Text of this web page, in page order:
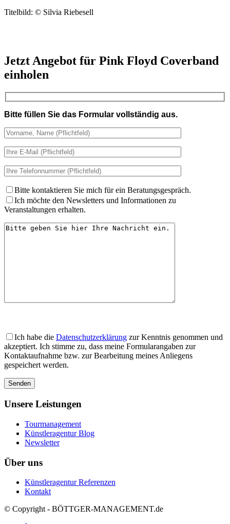
Titelbild: © Silvia Riebesell
Jetzt Angebot für Pink Floyd Coverband
einholen
Bitte füllen Sie das Formular vollständig aus.
Bitte kontaktieren Sie mich für ein Beratungsgespräch.
Ich möchte den Newsletters und Informationen zu
Veranstaltungen erhalten.
dieses
Feld
leer.
lasse
dieses
Feld
leer.
Ich habe die Datenschutzerklärung zur Kenntnis genommen und
akzeptiert. Ich stimme zu, dass meine Formularangaben zur
Kontaktaufnahme bzw. zur Bearbeitung meines Anliegens
gespeichert werden.
Unsere Leistungen
Tourmanagement
Künstleragentur Blog
Newsletter
Über uns
Künstleragentur Referenzen
Kontakt
© Copyright - BÖTTGER-MANAGEMENT.de